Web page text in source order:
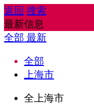
返回 搜索
最新信息
全部 最新
全部
上海市
全上海市